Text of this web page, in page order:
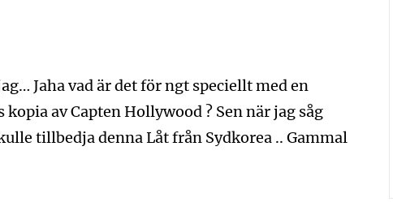
Jaha vad är det för ngt speciellt med en
av Capten Hollywood ? Sen när jag såg
tillbedja denna Låt från Sydkorea .. Gammal